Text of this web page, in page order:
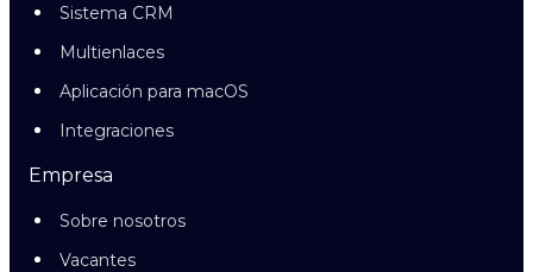
Sistema CRM
Multienlaces
Aplicación para macOS
Integraciones
Empresa
Sobre nosotros
Vacantes